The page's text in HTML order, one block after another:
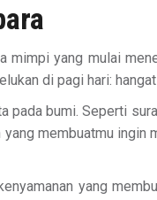
mimpi yang mulai
di pagi hari:
pada bumi. Seperti
membuatmu ingin
yang